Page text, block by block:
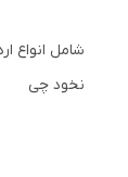
شامل انواع
نخود چی